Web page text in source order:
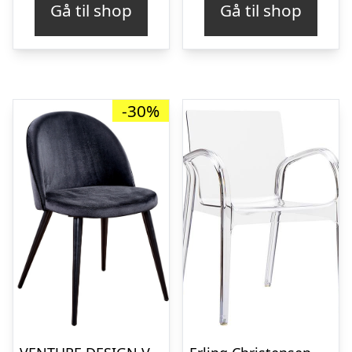
kr. 2.039,00.kr. 1.770,00.
Gå til shop Gå til shop
-30%